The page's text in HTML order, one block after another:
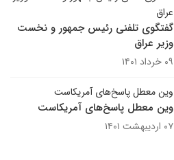
عراق
گفتگوی تلفنی رئیس جمهور و نخست
وزیر عراق
۰۹ خرداد ۱۴۰۱
وین معطل پاسخ‌های آمریکاست
وین معطل پاسخ‌های آمریکاست
۰۷ اردیبهشت ۱۴۰۱